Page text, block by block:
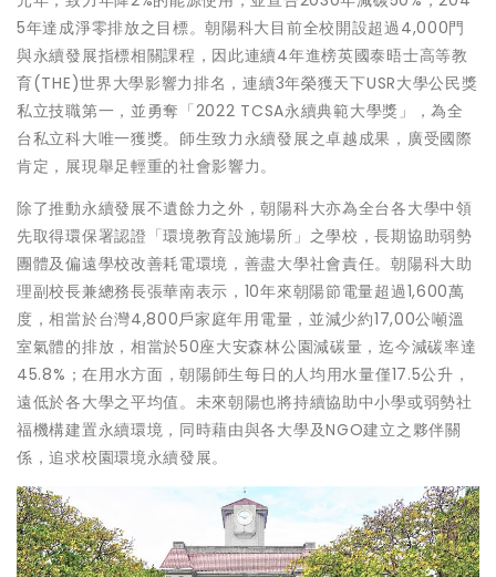
5年達成淨零排放之目標。朝陽科大目前全校開設超過4,000門
與永續發展指標相關課程，因此連續4年進榜英國泰晤士高等教
育(THE)世界大學影響力排名，連續3年榮獲天下USR大學公民獎
私立技職第一，並勇奪「2022 TCSA永續典範大學獎」，為全
台私立科大唯一獲獎。師生致力永續發展之卓越成果，廣受國際
肯定，展現舉足輕重的社會影響力。
除了推動永續發展不遺餘力之外，朝陽科大亦為全台各大學中領
先取得環保署認證「環境教育設施場所」之學校，長期協助弱勢
團體及偏遠學校改善耗電環境，善盡大學社會責任。朝陽科大助
理副校長兼總務長張華南表示，10年來朝陽節電量超過1,600萬
度，相當於台灣4,800戶家庭年用電量，並減少約17,00公噸溫
室氣體的排放，相當於50座大安森林公園減碳量，迄今減碳率達
45.8%；在用水方面，朝陽師生每日的人均用水量僅17.5公升，
遠低於各大學之平均值。未來朝陽也將持續協助中小學或弱勢社
福機構建置永續環境，同時藉由與各大學及NGO建立之夥伴關
係，追求校園環境永續發展。